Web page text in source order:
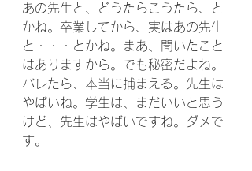
あの先生と、どうたらこうたら、と
かね。卒業してから、実はあの先生
と・・・とかね。まあ、聞いたこと
はありますから。でも秘密だよね。
バレたら、本当に捕まえる。先生は
やばいね。学生は、まだいいと思う
けど、先生はやばいですね。ダメで
す。